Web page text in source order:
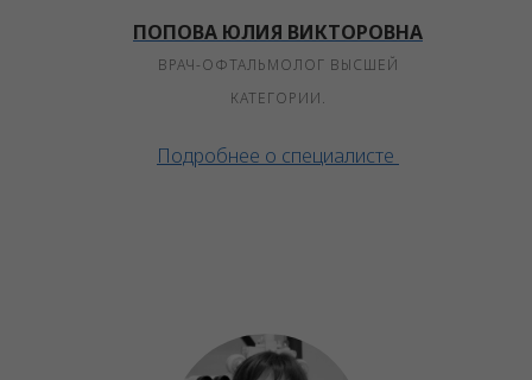
ПОПОВА ЮЛИЯ ВИКТОРОВНА
ВРАЧ-ОФТАЛЬМОЛОГ ВЫСШЕЙ
КАТЕГОРИИ.
Подробнее о специалисте